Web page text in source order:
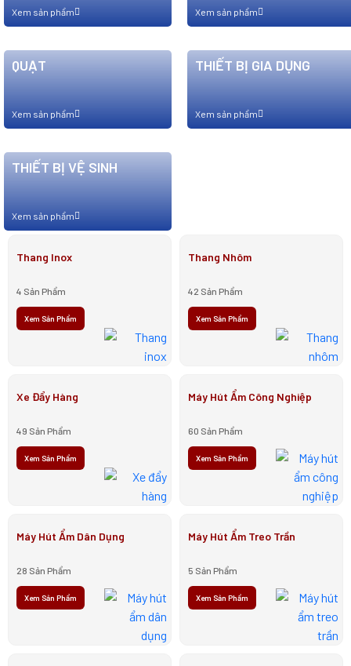
Xem sản phẩm Xem sản phẩm
QUẠT
Xem sản phẩm
THIẾT BỊ GIA DỤNG
Xem sản phẩm
THIẾT BỊ VỆ SINH
Xem sản phẩm
Thang Inox
4 Sản Phẩm
Xem Sản Phẩm
Thang Nhôm
42 Sản Phẩm
Xem Sản Phẩm
Xe Đẩy Hàng
49 Sản Phẩm
Xem Sản Phẩm
Máy Hút Ẩm Công Nghiệp
60 Sản Phẩm
Xem Sản Phẩm
Máy Hút Ẩm Dân Dụng
28 Sản Phẩm
Xem Sản Phẩm
Máy Hút Ẩm Treo Trần
5 Sản Phẩm
Xem Sản Phẩm